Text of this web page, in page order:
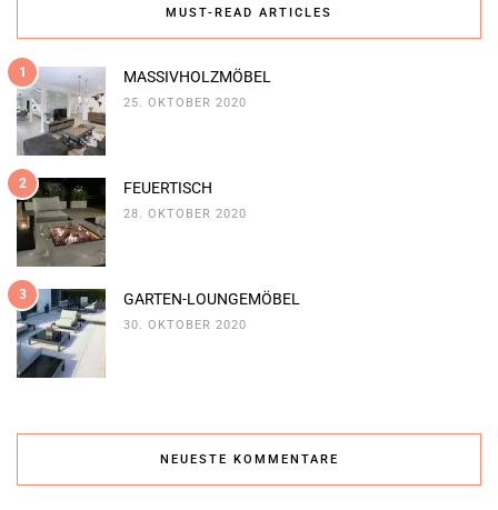
MUST-READ ARTICLES
1 MASSIVHOLZMÖBEL
25. OKTOBER 2020
2 FEUERTISCH
28. OKTOBER 2020
3 GARTEN-LOUNGEMÖBEL
30. OKTOBER 2020
NEUESTE KOMMENTARE